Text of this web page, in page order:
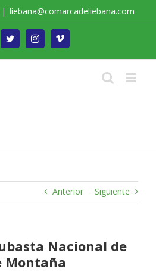
| liebana@comarcadeliebana.com
TwitterInstagramVimeo
Anterior Siguiente
Nacional de
Montaña